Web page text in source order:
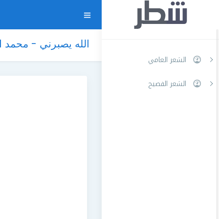
الشعر العامي
الشعر الفصيح
الله يصبرني - محمد